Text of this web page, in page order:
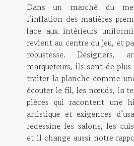
Dans un marché du
l’inflation des matières
face aux intérieurs
revient au centre du jeu, et
robustesse. Designers,
marqueteurs, ils sont de
traiter la planche comme
écouter le fil, les nœuds, la
pièces qui racontent une
artistique et exigences
redessine les salons, les
et il change aussi notre